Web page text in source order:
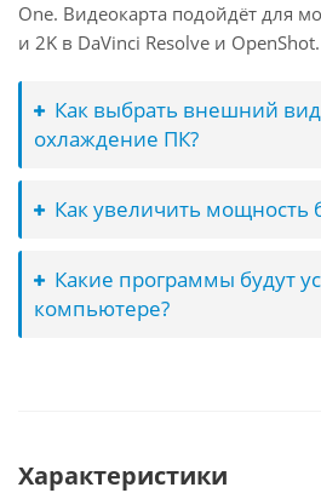
One. Видеокарта подойдёт для
и 2K в DaVinci Resolve и OpenShot.
Как выбрать внешний
охлаждение ПК?
Как увеличить мощность
Какие программы будут
компьютере?
Характеристики